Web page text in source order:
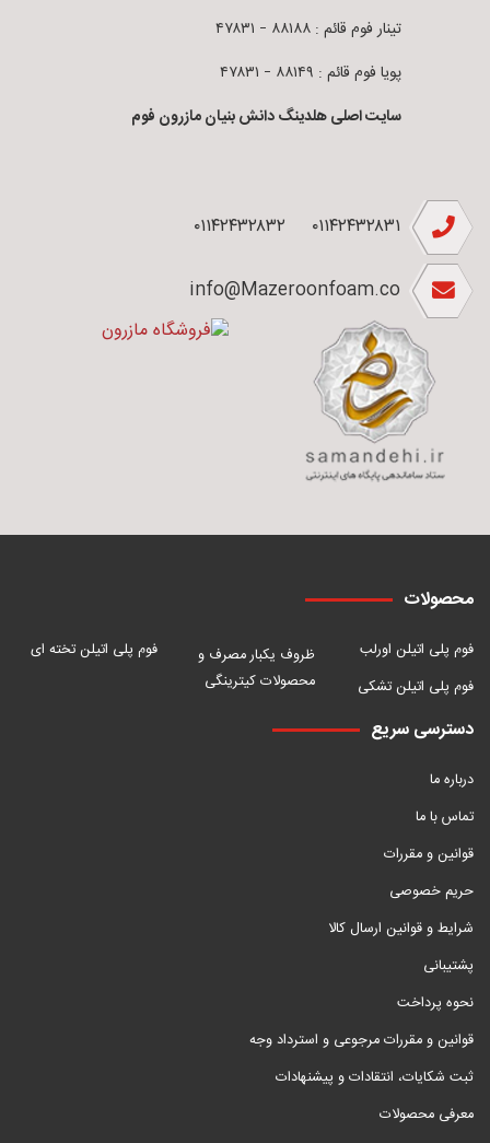
تینار فوم قائم : ۸۸۱۸۸ – ۴۷۸۳۱
پویا فوم قائم : ۸۸۱۴۹ – ۴۷۸۳۱
سایت اصلی هلدینگ دانش بنیان مازرون فوم
۰۱۱۴۲۴۳۲۸۳۱ ۰۱۱۴۲۴۳۲۸۳۲
info@Mazeroonfoam.co
محصولات
فوم پلی اتیلن اورلب
فوم پلی اتیلن تشکی
ظروف یکبار مصرف و
محصولات کیترینگی
فوم پلی اتیلن تخته ای
دسترسی سریع
درباره ما
تماس با ما
قوانین و مقررات
حریم خصوصی
شرایط و قوانین ارسال کالا
پشتیبانی
نحوه پرداخت
قوانین و مقررات مرجوعی و استرداد وجه
ثبت شکایات، انتقادات و پیشنهادات
معرفی محصولات